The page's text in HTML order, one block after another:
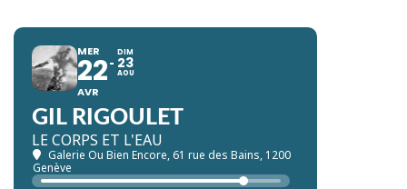
MER
22
AVR
DIM
23
AOU
GIL RIGOULET
LE CORPS ET L'EAU
Galerie Ou Bien Encore, 61 rue des Bains, 1200
Genève